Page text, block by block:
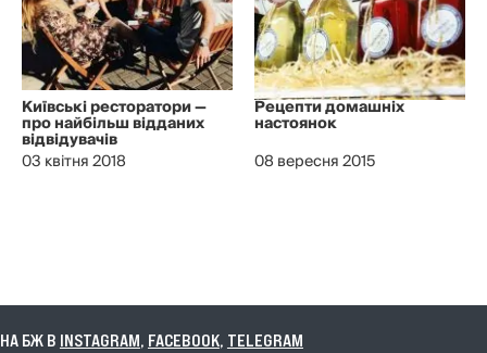
Київські ресторатори —
про найбільш відданих
відвідувачів
03 квітня 2018
Рецепти домашніх
настоянок
08 вересня 2015
БЖ ВINSTAGRAM,FACEBOOK,TELEGRAM